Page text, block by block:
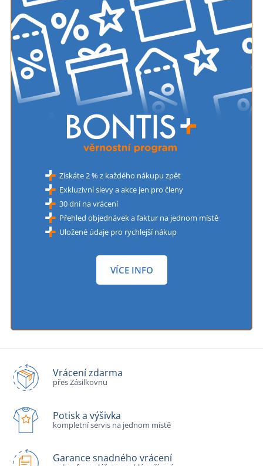
Získáte 2 % z každého nákupu zpět
Exkluzivní slevy a akce jen pro členy
30 dní na vrácení
Přehled objednávek a faktur na jednom místě
Uložené údaje pro rychlejší nákup
VÍCE INFO
Vrácení zdarma
přes Zásilkovnu
Potisk a výšivka
kompletní servis na jednom místě
Garance snadného vrácení